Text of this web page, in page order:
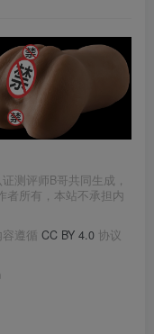
测评师B哥共同生成，
者所有，本站不承担内
遵循 CC BY 4.0 协议